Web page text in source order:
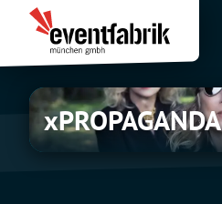
Inhalt
springen
Eventfabrik
München
xPROPAGANDA
xPROPAGANDA